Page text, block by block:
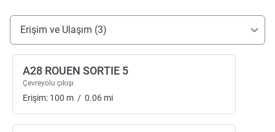
Erişim ve ulaşım
Erişim ve Ulaşım (3)
A28 ROUEN SORTIE 5
Çevreyolu çıkışı
Erişim: 100 m / 0.06 mi